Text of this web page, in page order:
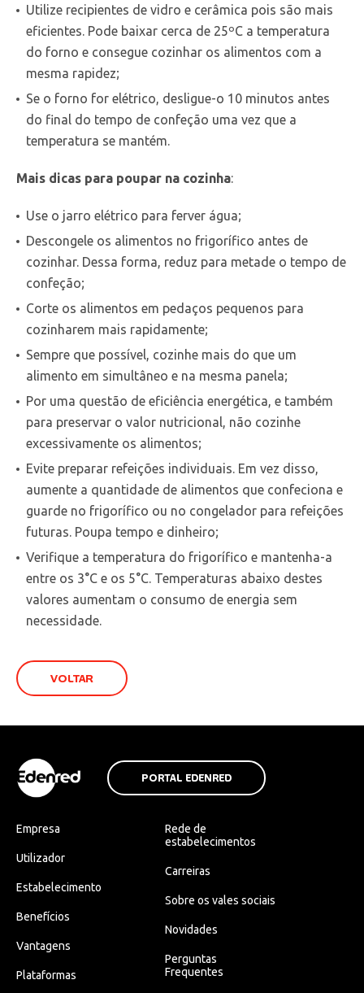
Utilize recipientes de vidro e cerâmica pois são mais
eficientes. Pode baixar cerca de 25ºC a temperatura
do forno e consegue cozinhar os alimentos com a
mesma rapidez;
Se o forno for elétrico, desligue-o 10 minutos antes
do final do tempo de confeção uma vez que a
temperatura se mantém.
Mais dicas para poupar na cozinha:
Use o jarro elétrico para ferver água;
Descongele os alimentos no frigorífico antes de
cozinhar. Dessa forma, reduz para metade o tempo de
confeção;
Corte os alimentos em pedaços pequenos para
cozinharem mais rapidamente;
Sempre que possível, cozinhe mais do que um
alimento em simultâneo e na mesma panela;
Por uma questão de eficiência energética, e também
para preservar o valor nutricional, não cozinhe
excessivamente os alimentos;
Evite preparar refeições individuais. Em vez disso,
aumente a quantidade de alimentos que confeciona e
guarde no frigorífico ou no congelador para refeições
futuras. Poupa tempo e dinheiro;
Verifique a temperatura do frigorífico e mantenha-a
entre os 3°C e os 5°C. Temperaturas abaixo destes
valores aumentam o consumo de energia sem
necessidade.
VOLTAR
PORTAL EDENRED
Empresa
Utilizador
Estabelecimento
Benefícios
Vantagens
Plataformas
Rede de
estabelecimentos
Carreiras
Sobre os vales sociais
Novidades
Perguntas
Frequentes